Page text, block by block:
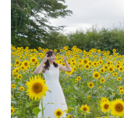
来店のご予約
会社案内
プライバシーポリシー